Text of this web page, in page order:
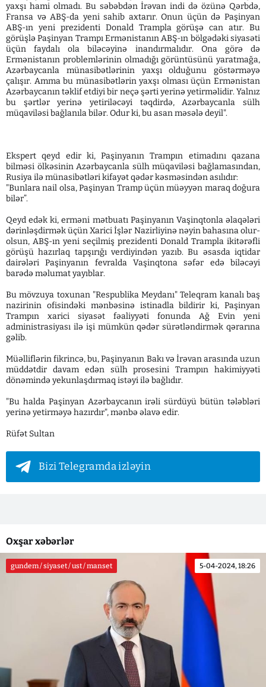
yaxşı hami olmadı. Bu səbəbdən İrəvan indi də özünə Qərbdə,
Fransa və ABŞ-da yeni sahib axtarır. Onun üçün də Paşinyan
ABŞ-ın yeni prezidenti Donald Trampla görüşə can atır. Bu
görüşlə Paşinyan Trampı Ermənistanın ABŞ-ın bölgədəki siyasəti
üçün faydalı ola biləcəyinə inandırmalıdır. Ona görə də
Ermənistanın problemlərinin olmadığı görüntüsünü yaratmağa,
Azərbaycanla münasibətlərinin yaxşı olduğunu göstərməyə
çalışır. Amma bu münasibətlərin yaxşı olması üçün Ermənistan
Azərbaycanın təklif etdiyi bir neçə şərti yerinə yetirməlidir. Yalnız
bu şərtlər yerinə yetiriləcəyi təqdirdə, Azərbaycanla sülh
müqaviləsi bağlanıla bilər. Odur ki, bu asan məsələ deyil".
Ekspert qeyd edir ki, Paşinyanın Trampın etimadını qazana
bilməsi ölkəsinin Azərbaycanla sülh müqaviləsi bağlamasından,
Rusiya ilə münasibətləri kifayət qədər kəsməsindən asılıdır:
"Bunlara nail olsa, Paşinyan Tramp üçün müəyyən maraq doğura
bilər”.
Qeyd edək ki, erməni mətbuatı Paşinyanın Vaşinqtonla əlaqələri
dərinləşdirmək üçün Xarici İşlər Nazirliyinə nəyin bahasına olur-
olsun, ABŞ-ın yeni seçilmiş prezidenti Donald Trampla ikitərəfli
görüşü hazırlaq tapşırığı verdiyindən yazıb. Bu əsasda iqtidar
dairələri Paşinyanın fevralda Vaşinqtona səfər edə biləcəyi
barədə məlumat yayıblar.
Bu mövzuya toxunan "Respublika Meydanı" Teleqram kanalı baş
nazirinin ofisindəki mənbəsinə istinadla bildirir ki, Paşinyan
Trampın xarici siyasət fəaliyyəti fonunda Ağ Evin yeni
administrasiyası ilə işi mümkün qədər sürətləndirmək qərarına
gəlib.
Müəlliflərin fikrincə, bu, Paşinyanın Bakı və İrəvan arasında uzun
müddətdir davam edən sülh prosesini Trampın hakimiyyəti
dönəmində yekunlaşdırmaq istəyi ilə bağlıdır.
"Bu halda Paşinyan Azərbaycanın irəli sürdüyü bütün tələbləri
yerinə yetirməyə hazırdır", mənbə əlavə edir.
Rüfət Sultan
Bizi Telegramda izləyin
Oxşar xəbərlər
gundem / siyaset / ust / manset 5-04-2024, 18:26